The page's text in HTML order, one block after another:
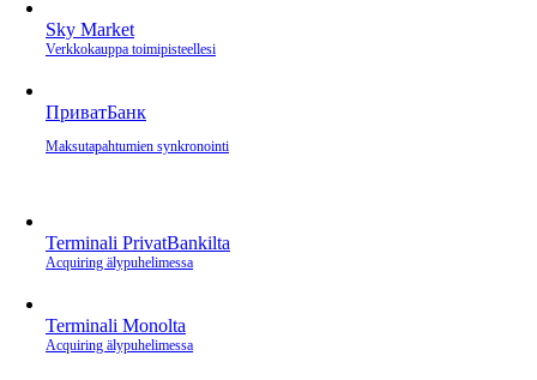
Sky Market
Verkkokauppa toimipisteellesi
ПриватБанк
Maksutapahtumien synkronointi
Terminali PrivatBankilta
Acquiring älypuhelimessa
Terminali Monolta
Acquiring älypuhelimessa